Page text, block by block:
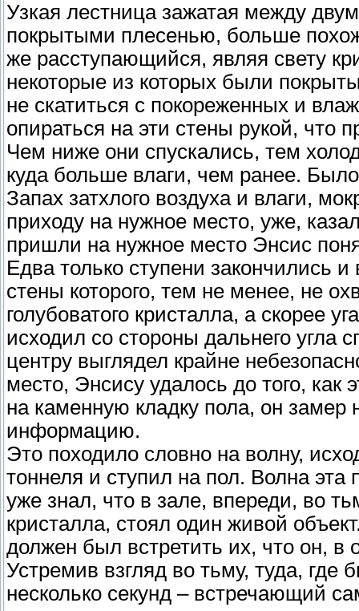
Узкая лестница зажатая между
покрытыми плесенью, больше
же расступающийся, являя свету
некоторые из которых были
не скатиться с покореженных и
опираться на эти стены рукой, что
Чем ниже они спускались, тем
куда больше влаги, чем ранее.
Запах затхлого воздуха и влаги,
приходу на нужное место, уже,
пришли на нужное место Энсис
Едва только ступени закончились
стены которого, тем не менее, не
голубоватого кристалла, а скорее
исходил со стороны дальнего угла
центру выглядел крайне
место, Энсису удалось до того, как
на каменную кладку пола, он
информацию.
Это походило словно на волну,
тоннеля и ступил на пол. Волна
уже знал, что в зале, впереди, во
кристалла, стоял один живой
должен был встретить их, что он,
Устремив взгляд во тьму, туда,
несколько секунд – встречающий